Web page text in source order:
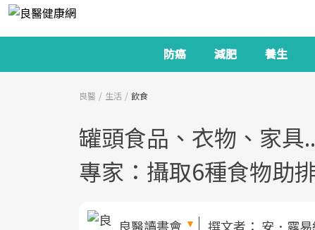
防癌 減肥 養生
良醫 生活 飲食
罐頭食品、衣物、家具
專家：攝取6種食物助
良醫讀書會 撰文者： 安．露